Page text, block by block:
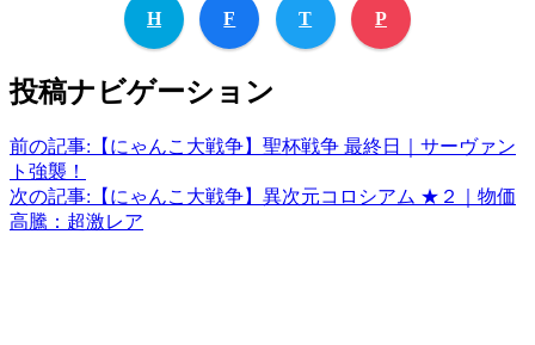
H F T P
投稿ナビゲーション
前の記事: 【にゃんこ大戦争】聖杯戦争 最終日｜サーヴァン
ト強襲！
次の記事: 【にゃんこ大戦争】異次元コロシアム ★２｜物価
高騰：超激レア